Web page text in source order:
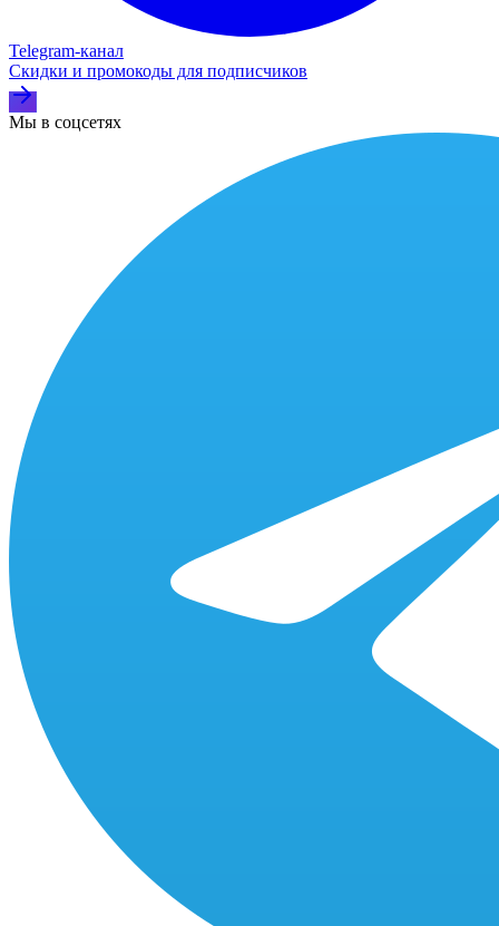
Telegram‑канал
Скидки и промокоды для подписчиков
Мы в соцсетях